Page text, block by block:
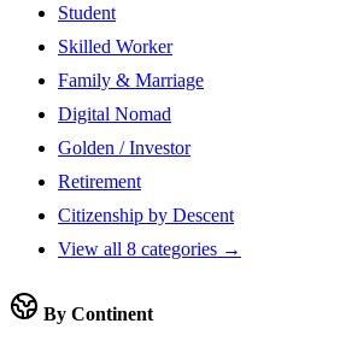
Student
Skilled Worker
Family & Marriage
Digital Nomad
Golden / Investor
Retirement
Citizenship by Descent
View all 8 categories →
By Continent